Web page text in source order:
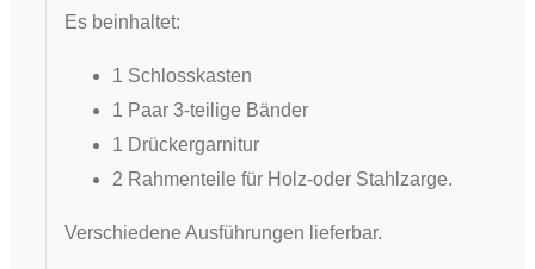
Es beinhaltet:
1 Schlosskasten
1 Paar 3-teilige Bänder
1 Drückergarnitur
2 Rahmenteile für Holz-oder Stahlzarge.
Verschiedene Ausführungen lieferbar.